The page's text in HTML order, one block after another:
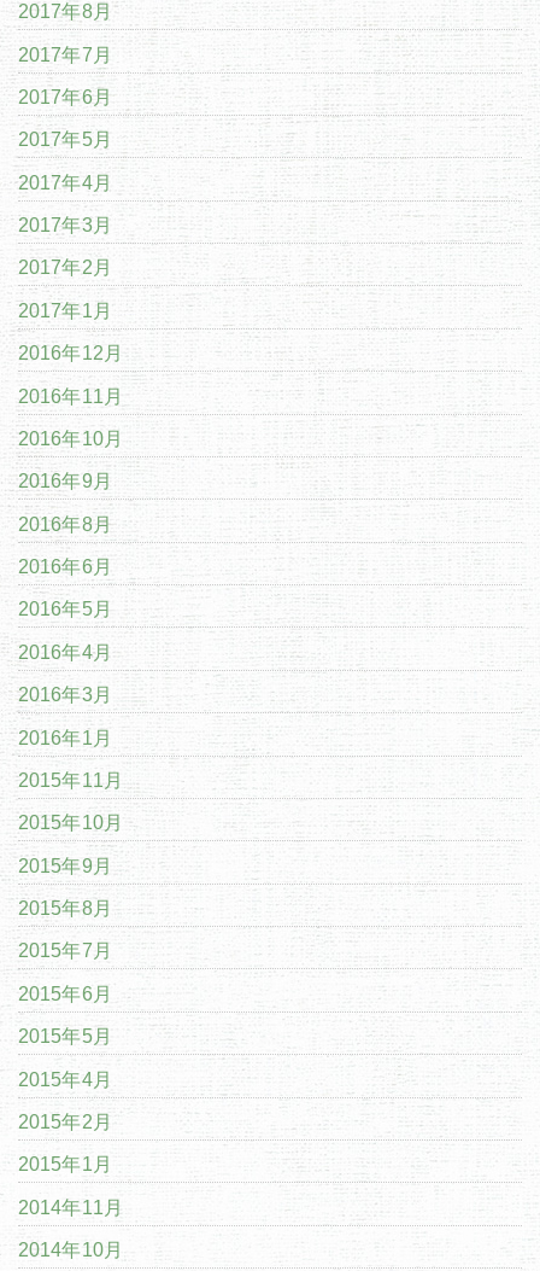
2017年8月
2017年7月
2017年6月
2017年5月
2017年4月
2017年3月
2017年2月
2017年1月
2016年12月
2016年11月
2016年10月
2016年9月
2016年8月
2016年6月
2016年5月
2016年4月
2016年3月
2016年1月
2015年11月
2015年10月
2015年9月
2015年8月
2015年7月
2015年6月
2015年5月
2015年4月
2015年2月
2015年1月
2014年11月
2014年10月